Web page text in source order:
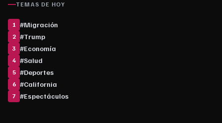
TEMAS DE HOY
1 #Migración
2 #Trump
3 #Economía
4 #Salud
5 #Deportes
6 #California
7 #Espectáculos